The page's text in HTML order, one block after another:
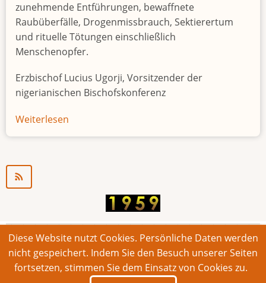
zunehmende Entführungen, bewaffnete
Raubüberfälle, Drogenmissbrauch, Sektierertum
und rituelle Tötungen einschließlich
Menschenopfer.
Erzbischof Lucius Ugorji, Vorsitzender der
nigerianischen Bischofskonferenz
Weiterlesen
Jugendarbeitslosigkeit
© 2026 Bonner Aufruf. Alle Rechte vorbehalten.
Footer
Impressum Kontakt Intern
Diese Website nutzt Cookies. Persönliche Daten werden
nicht gespeichert. Indem Sie den Besuch unserer Seiten
fortsetzen, stimmen Sie dem Einsatz von Cookies zu.